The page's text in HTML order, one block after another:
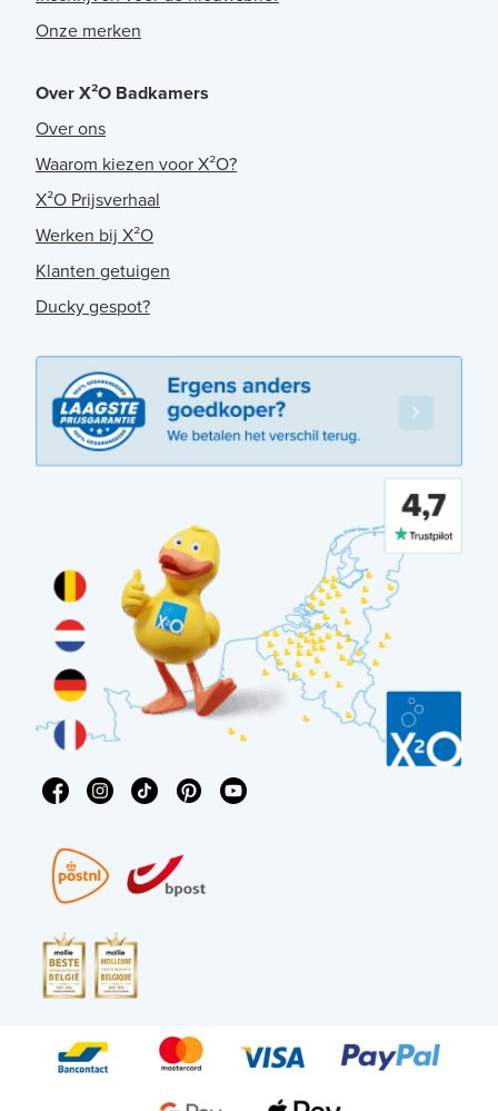
Onze merken
Over X²O Badkamers
Over ons
Waarom kiezen voor X²O?
X²O Prijsverhaal
Werken bij X²O
Klanten getuigen
Ducky gespot?